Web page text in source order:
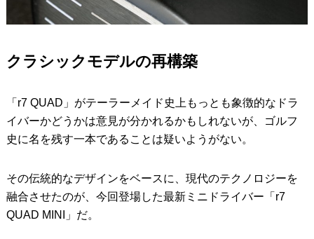
クラシックモデルの再構築
「r7 QUAD」がテーラーメイド史上もっとも象徴的なドラ
イバーかどうかは意見が分かれるかもしれないが、ゴルフ
史に名を残す一本であることは疑いようがない。
その伝統的なデザインをベースに、現代のテクノロジーを
融合させたのが、今回登場した最新ミニドライバー「r7
QUAD MINI」だ。